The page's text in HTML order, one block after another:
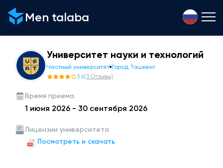
Men talaba
Университет науки и технологий
Частный университет Город Ташкент
3.6(3 Отзывы)
Время приема
1 июня 2026 - 30 сентября 2026
Лицензии университета
Посмотреть и скачать